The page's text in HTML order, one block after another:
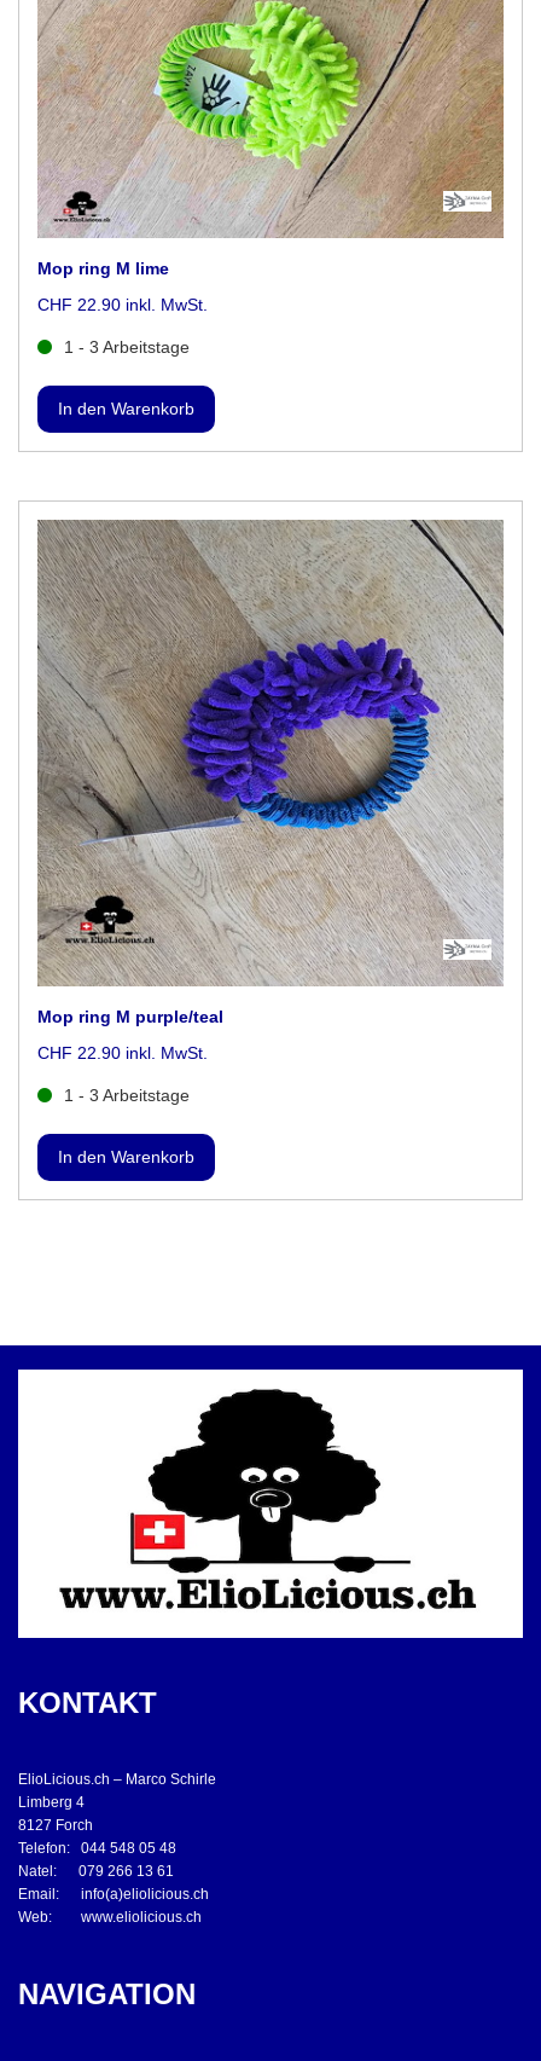
Mop ring M lime
CHF 22.90 inkl. MwSt.
1 - 3 Arbeitstage
Mop ring M purple/teal
CHF 22.90 inkl. MwSt.
1 - 3 Arbeitstage
KONTAKT
ElioLicious.ch – Marco Schirle
Limberg 4
8127 Forch
Telefon: 044 548 05 48
Natel: 079 266 13 61
Email: info(a)eliolicious.ch
Web: www.eliolicious.ch
NAVIGATION